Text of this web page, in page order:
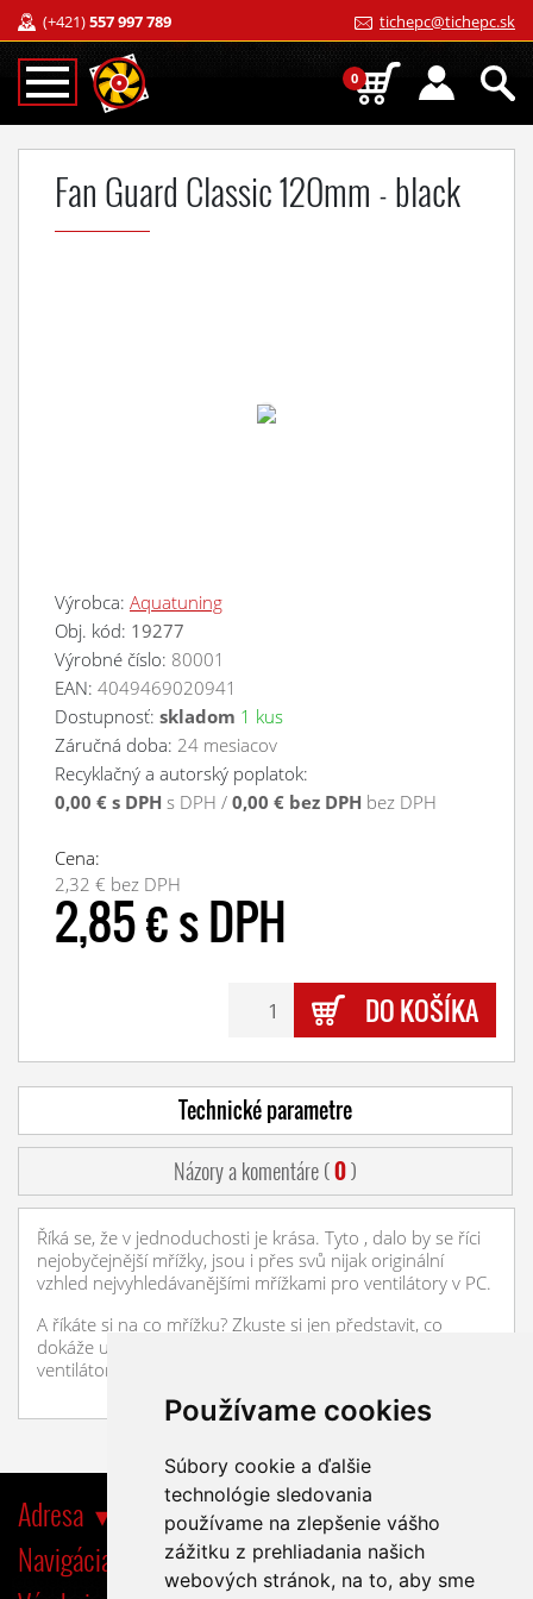
Používame cookies
Súbory cookie a ďalšie
technológie sledovania
používame na zlepšenie vášho
zážitku z prehliadania našich
webových stránok, na to, aby sme
(+421)557 997 789 tichepc@tichepc.sk
0
Fan Guard Classic 120mm - black
Výrobca: Aquatuning
Obj. kód: 19277
Výrobné číslo: 80001
EAN: 4049469020941
Dostupnosť: skladom 1 kus
Záručná doba: 24 mesiacov
Recyklačný a autorský poplatok:
0,00 € s DPH s DPH / 0,00 € bez DPH bez DPH
Cena:
2,32 € bez DPH
2,85 € s DPH
DO KOŠÍKA
Technické parametre
Názory a komentáre (0)
Říká se, že v jednoduchosti je krása. Tyto , dalo by se říci
nejobyčejnější mřížky, jsou i přes svů nijak originální
vzhled nejvyhledávanějšími mřížkami pro ventilátory v PC.
A říkáte si na co mřížku? Zkuste si jen představit, co
dokáže udělat takový na 2500 otáček roztočený
ventilátor s ostrými hranami vrtulky...
Adresa
Navigácia